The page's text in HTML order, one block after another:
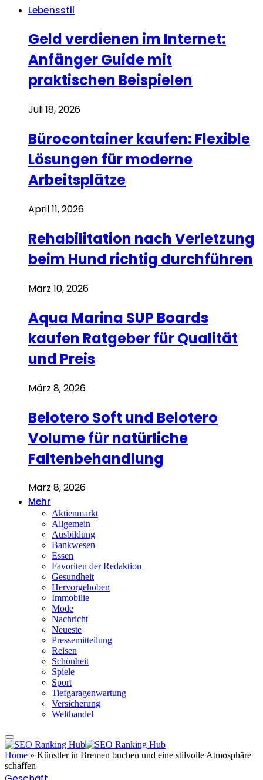
Lebensstil
Geld verdienen im Internet:
Anfänger Guide mit
praktischen Beispielen
Juli 18, 2026
Bürocontainer kaufen: Flexible
Lösungen für moderne
Arbeitsplätze
April 11, 2026
Rehabilitation nach Verletzung
beim Hund richtig durchführen
März 10, 2026
Aqua Marina SUP Boards
kaufen Ratgeber für Qualität
und Preis
März 8, 2026
Belotero Soft und Belotero
Volume für natürliche
Faltenbehandlung
März 8, 2026
Mehr
Aktienmarkt
Allgemein
Ausbildung
Bankwesen
Essen
Favoriten der Redaktion
Gesundheit
Hervorgehoben
Immobilie
Mode
Nachricht
Neueste
Pressemitteilung
Reisen
Schönheit
Spiele
Sport
Tiefgaragenwartung
Versicherung
Welthandel
Home » Künstler in Bremen buchen und eine stilvolle Atmosphäre
schaffen